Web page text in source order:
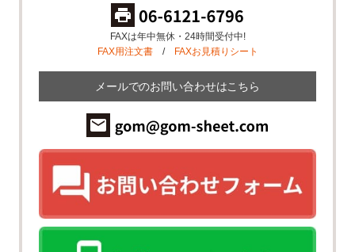
FAXは年中無休・24時間受付中!
FAX用注文書/ FAXお見積りシート
メールでのお問い合わせはこちら